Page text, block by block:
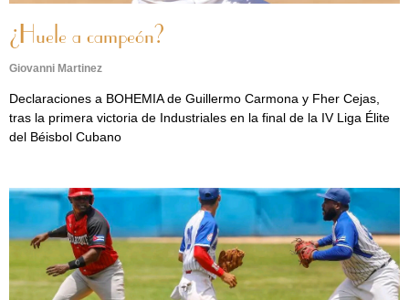
¿Huele a campeón?
Giovanni Martinez
Declaraciones a BOHEMIA de Guillermo Carmona y Fher Cejas,
tras la primera victoria de Industriales en la final de la IV Liga Élite
del Béisbol Cubano